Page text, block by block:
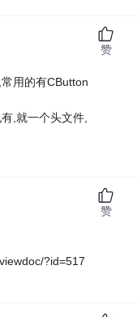
用的有CButton
,就一个头文件,
赞
?id=517
赞